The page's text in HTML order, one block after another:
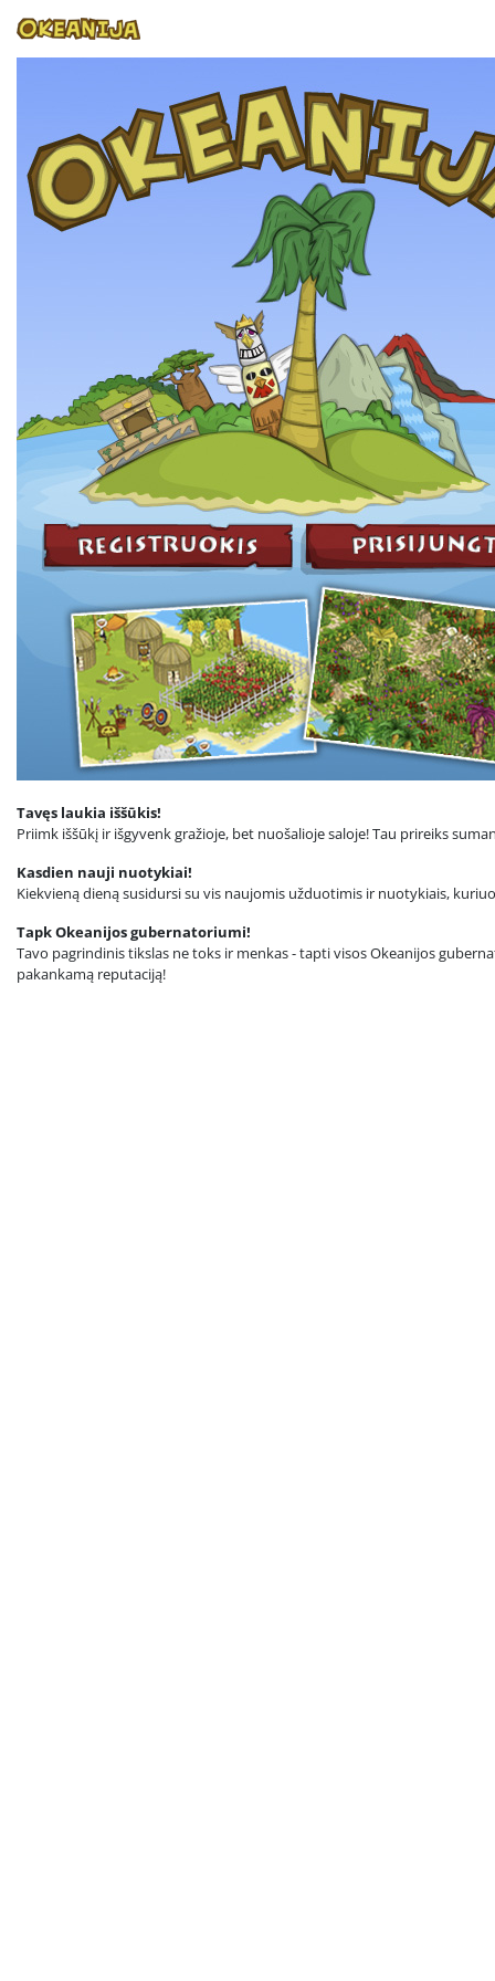
Tavęs laukia iššūkis!
Priimk iššūkį ir išgyvenk gražioje, bet nuošalioje saloje! Tau prireiks
Kasdien nauji nuotykiai!
Kiekvieną dieną susidursi su vis naujomis užduotimis ir nuotykiais,
Tapk Okeanijos gubernatoriumi!
Tavo pagrindinis tikslas ne toks ir menkas - tapti visos Okeanijos
pakankamą reputaciją!